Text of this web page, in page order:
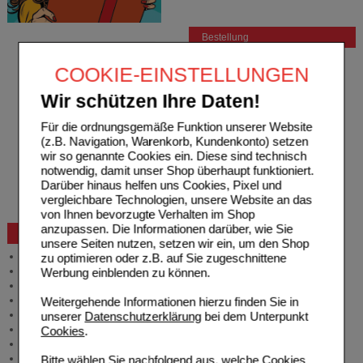
COOKIE-EINSTELLUNGEN
Wir schützen Ihre Daten!
Für die ordnungsgemäße Funktion unserer Website
(z.B. Navigation, Warenkorb, Kundenkonto) setzen
wir so genannte Cookies ein. Diese sind technisch
notwendig, damit unser Shop überhaupt funktioniert.
Darüber hinaus helfen uns Cookies, Pixel und
vergleichbare Technologien, unsere Website an das
von Ihnen bevorzugte Verhalten im Shop
anzupassen. Die Informationen darüber, wie Sie
unsere Seiten nutzen, setzen wir ein, um den Shop
zu optimieren oder z.B. auf Sie zugeschnittene
Werbung einblenden zu können.
Weitergehende Informationen hierzu finden Sie in
unserer Datenschutzerklärungbei dem Unterpunkt
Cookies.
Bitte wählen Sie nachfolgend aus, welche Cookies
Bestellung
Hilfe zum Bestellvorgang
Rezepte einlösen
Freiumschläge downloaden
Auslandsbestellung
Reklamation
Widerrufsformular
Problembehebung
Bestellschein
Beratung und Service
Allgemeine Information
Produktberatung
Zuzahlungsfreie Arzneien
Angebote & Downloads
Newsletter
Stellenangebote